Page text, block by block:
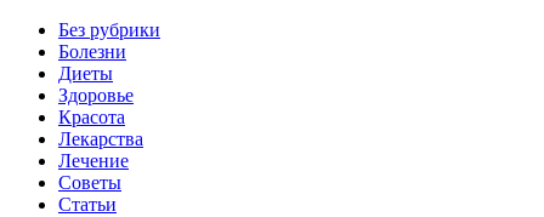
Без рубрики
Болезни
Диеты
Здоровье
Красота
Лекарства
Лечение
Советы
Статьи